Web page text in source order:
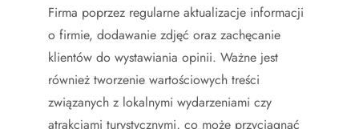
Firma poprzez regularne aktualizacje informacji
o firmie, dodawanie zdjęć oraz zachęcanie
klientów do wystawiania opinii. Ważne jest
również tworzenie wartościowych treści
związanych z lokalnymi wydarzeniami czy
atrakcjami turystycznymi, co może przyciągnąć